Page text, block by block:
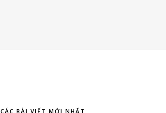
CÁC BÀI VIẾT MỚI NHẤT